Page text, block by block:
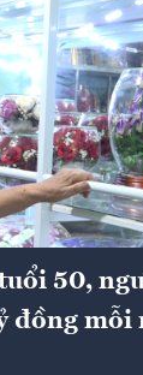
50,
đồng mỗi